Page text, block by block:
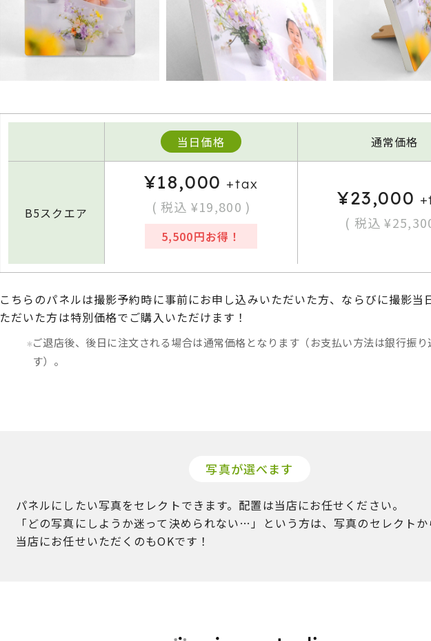
当日価格 通常価格
B5スクエア
¥18,000 +tax
( 税込 ¥19,800 )
5,500円お得！
¥23,000
( 税込
こちらのパネルは撮影予約時に事前にお申し込みいただいた方、ならびに撮影当
ただいた方は特別価格でご購入いただけます！
ご退店後、後日に注文される場合は通常価格となります（お支払い方法は銀行振り
す）。
写真が選べます
パネルにしたい写真をセレクトできます。配置は当店にお任せください。
「どの写真にしようか迷って決められない…」という方は、写真のセレクトか
当店にお任せいただくのもOKです！